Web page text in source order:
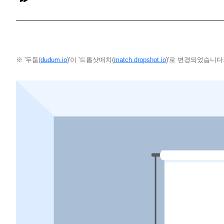
※ '두둠(dudum.io)'이 '드롭샷매치(match.dropshot.io)'로 변경되었습니